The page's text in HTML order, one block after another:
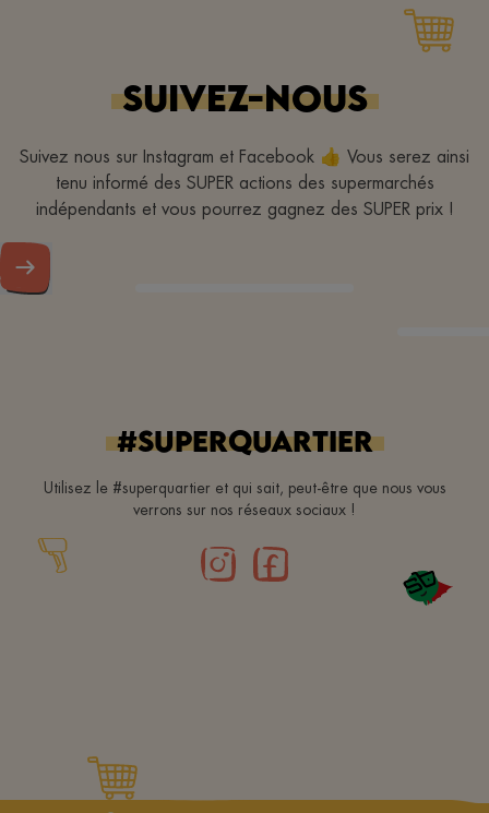
d’y passer, que ce soit
ou l’accueil.
SUIVEZ-NOUS
Suivez nous sur Instagram et Facebook 👍 Vous serez ainsi
tenu informé des SUPER actions des supermarchés
indépendants et vous pourrez gagnez des SUPER prix !
#superquartier
Utilisez le #superquartier et qui sait, peut-être que nous vous
verrons sur nos réseaux sociaux !